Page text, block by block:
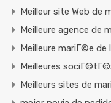
Meilleur site Web de
Meilleure agence de
Meilleure mariГ©e
Meilleures
Meilleurs sites de